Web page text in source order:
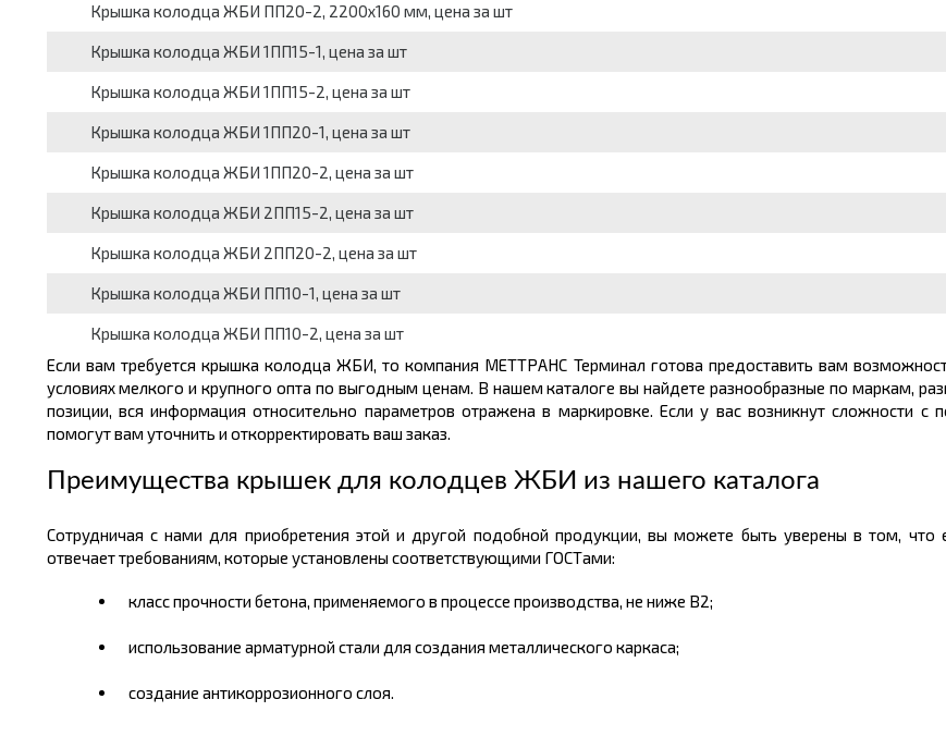
Крышка колодца ЖБИ ПП20-2, 2200х160 мм, цена за шт
Крышка колодца ЖБИ 1ПП15-1, цена за шт
Крышка колодца ЖБИ 1ПП15-2, цена за шт
Крышка колодца ЖБИ 1ПП20-1, цена за шт
Крышка колодца ЖБИ 1ПП20-2, цена за шт
Крышка колодца ЖБИ 2ПП15-2, цена за шт
Крышка колодца ЖБИ 2ПП20-2, цена за шт
Крышка колодца ЖБИ ПП10-1, цена за шт
Крышка колодца ЖБИ ПП10-2, цена за шт
Если вам требуется крышка колодца ЖБИ, то компания МЕТТРАНС Терминал готова предоставить вам
условиях мелкого и крупного опта по выгодным ценам. В нашем каталоге вы найдете разнообразные по маркам,
позиции, вся информация относительно параметров отражена в маркировке. Если у вас возникнут сложности
помогут вам уточнить и откорректировать ваш заказ.
Преимущества крышек для колодцев ЖБИ из нашего каталога
Сотрудничая с нами для приобретения этой и другой подобной продукции, вы можете быть уверены в том, что
отвечает требованиям, которые установлены соответствующими ГОСТами:
класс прочности бетона, применяемого в процессе производства, не ниже В2;
использование арматурной стали для создания металлического каркаса;
создание антикоррозионного слоя.